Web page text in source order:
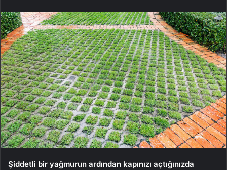
Şiddetli bir yağmurun ardından kapınızı açtığınızda